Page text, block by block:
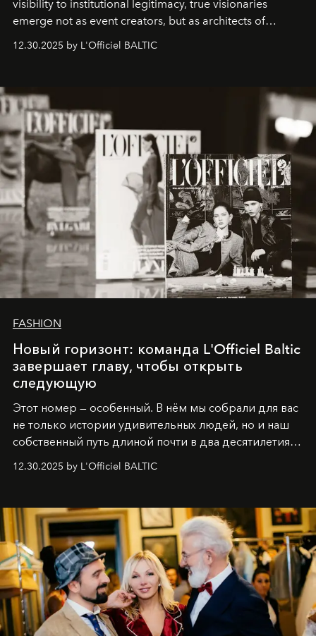
visibility to institutional legitimacy, true visionaries
emerge not as event creators, but as architects of
ecosystems.
Sabrina Spinelli
brand strategist with three decades of mastery in luxury,
framework where creativity, commerce, and culture
converge with surgical precision.
12.30.2025 by L'Officiel BALTIC
FASHION
Новый горизонт: команда L'Officiel Baltic
завершает главу, чтобы открыть
следующую
Этот номер — особенный. В нём мы собрали для вас
не только истории удивительных людей, но и наш
собственный путь длиной почти в два десятилетия.
Вместо привычного подведения итогов мы от всей
души говорим спасибо каждому, кто был с нами все
самыми искренними пожеланиями и теплом, ваша
командаL’Officiel Baltic .
12.30.2025 by L'Officiel BALTIC